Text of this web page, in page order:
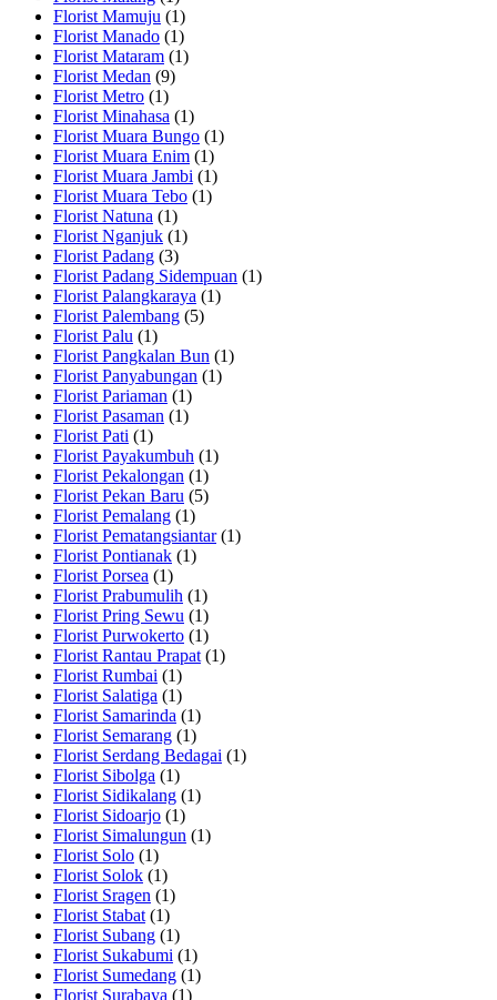
Florist Mamuju (1)
Florist Manado (1)
Florist Mataram (1)
Florist Medan (9)
Florist Metro (1)
Florist Minahasa (1)
Florist Muara Bungo (1)
Florist Muara Enim (1)
Florist Muara Jambi (1)
Florist Muara Tebo (1)
Florist Natuna (1)
Florist Nganjuk (1)
Florist Padang (3)
Florist Padang Sidempuan (1)
Florist Palangkaraya (1)
Florist Palembang (5)
Florist Palu (1)
Florist Pangkalan Bun (1)
Florist Panyabungan (1)
Florist Pariaman (1)
Florist Pasaman (1)
Florist Pati (1)
Florist Payakumbuh (1)
Florist Pekalongan (1)
Florist Pekan Baru (5)
Florist Pemalang (1)
Florist Pematangsiantar(1)
Florist Pontianak (1)
Florist Porsea (1)
Florist Prabumulih (1)
Florist Pring Sewu (1)
Florist Purwokerto (1)
Florist Rantau Prapat (1)
Florist Rumbai (1)
Florist Salatiga (1)
Florist Samarinda (1)
Florist Semarang (1)
Florist Serdang Bedagai (1)
Florist Sibolga (1)
Florist Sidikalang (1)
Florist Sidoarjo (1)
Florist Simalungun (1)
Florist Solo (1)
Florist Solok (1)
Florist Sragen (1)
Florist Stabat (1)
Florist Subang (1)
Florist Sukabumi (1)
Florist Sumedang (1)
Florist Surabaya (1)